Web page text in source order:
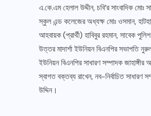
এ.কে.এম হেলাল উদ্দীন, চবি’র সাংবাদিক মোঃ
স্কুল এন্ড কলেজের অধ্যক্ষ মোঃ ওসমান,
আহবায়ক (প্রার্থী) হাবিবুর রহমান, সাবেক পুলিশ
উত্তর মাদার্শা ইউনিয়ন বিএনপির সভাপতি
ইউনিয়ন বিএনপির সাধারণ সম্পাদক
স্বাগত বক্তব্য রাখেন, নব-নির্বাচিত সাধারণ
উদ্দিন।